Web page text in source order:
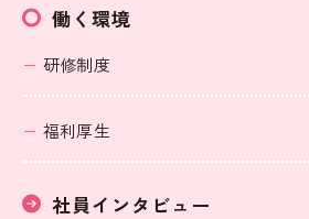
働く環境
研修制度
福利厚生
社員インタビュー